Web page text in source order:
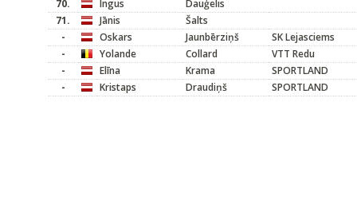
70. Ingus
Dauģelis
71.
Jānis
Šalts
-
Oskars Jaunbērziņš
SK Lejasciems
-
Yolande Collard
VTT Redu
-
Elīna Krama
SPORTLAND
-
Kristaps Draudiņš SPORTLAND